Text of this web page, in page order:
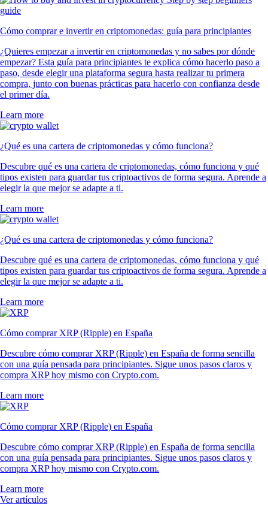
Cómo comprar e invertir en criptomonedas: guía para principiantes
¿Quieres empezar a invertir en criptomonedas y no sabes por dónde
empezar? Esta guía para principiantes te explica cómo hacerlo paso a
paso, desde elegir una plataforma segura hasta realizar tu primera
compra, junto con buenas prácticas para hacerlo con confianza desde
el primer día.
Learn more
¿Qué es una cartera de criptomonedas y cómo funciona?
Descubre qué es una cartera de criptomonedas, cómo funciona y qué
tipos existen para guardar tus criptoactivos de forma segura. Aprende a
elegir la que mejor se adapte a ti.
Learn more
¿Qué es una cartera de criptomonedas y cómo funciona?
Descubre qué es una cartera de criptomonedas, cómo funciona y qué
tipos existen para guardar tus criptoactivos de forma segura. Aprende a
elegir la que mejor se adapte a ti.
Learn more
Cómo comprar XRP (Ripple) en España
Descubre cómo comprar XRP (Ripple) en España de forma sencilla
con una guía pensada para principiantes. Sigue unos pasos claros y
compra XRP hoy mismo con Crypto.com.
Learn more
Cómo comprar XRP (Ripple) en España
Descubre cómo comprar XRP (Ripple) en España de forma sencilla
con una guía pensada para principiantes. Sigue unos pasos claros y
compra XRP hoy mismo con Crypto.com.
Learn more
Ver artículos